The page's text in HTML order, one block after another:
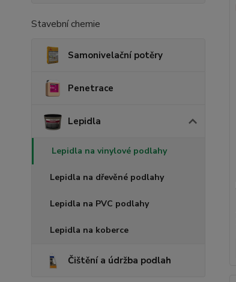
Stavební chemie
Samonivelační potěry
Penetrace
Lepidla
Lepidla na vinylové podlahy
Lepidla na dřevěné podlahy
Lepidla na PVC podlahy
Lepidla na koberce
Čištění a údržba podlah